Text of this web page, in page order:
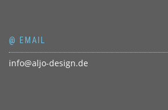
@ EMAIL
info@aljo-design.de